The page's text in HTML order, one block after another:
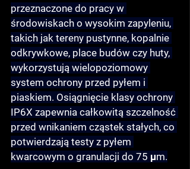
przeznaczone do pracy w
środowiskach o wysokim zapyleniu,
takich jak tereny pustynne, kopalnie
odkrywkowe, place budów czy huty,
wykorzystują wielopoziomowy
system ochrony przed pyłem i
piaskiem. Osiągnięcie klasy ochrony
IP6X zapewnia całkowitą szczelność
przed wnikaniem cząstek stałych, co
potwierdzają testy z pyłem
kwarcowym o granulacji do 75 μm.